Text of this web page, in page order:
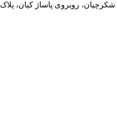
روبروی پاساژ کیان، پلاک 19